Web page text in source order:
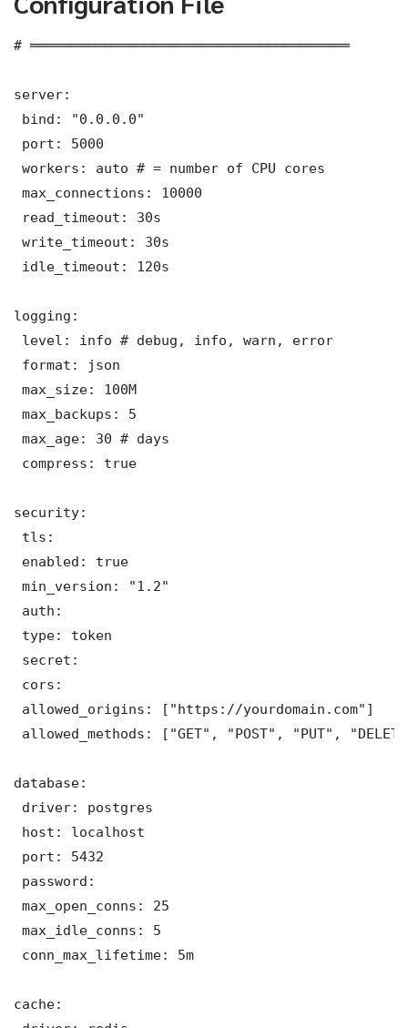
# ═══════════════════════════════════════
server:
bind: "0.0.0.0"
port: 5000
workers: auto # = number of CPU cores
max_connections: 10000
read_timeout: 30s
write_timeout: 30s
idle_timeout: 120s
logging:
level: info # debug, info, warn, error
format: json
max_size: 100M
max_backups: 5
max_age: 30 # days
compress: true
security:
tls:
enabled: true
min_version: "1.2"
auth:
type: token
secret:
cors:
allowed_origins: ["https://yourdomain.com"]
allowed_methods: ["GET", "POST", "PUT",
database:
driver: postgres
host: localhost
port: 5432
password:
max_open_conns: 25
max_idle_conns: 5
conn_max_lifetime: 5m
cache: